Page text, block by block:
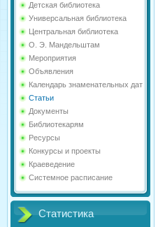
Детская библиотека
Универсальная библиотека
Центральная библиотека
О. Э. Мандельштам
Мероприятия
Объявления
Календарь знаменательных дат
Статьи
Документы
Библиотекарям
Ресурсы
Конкурсы и проекты
Краеведение
Системное расписание
Статистика